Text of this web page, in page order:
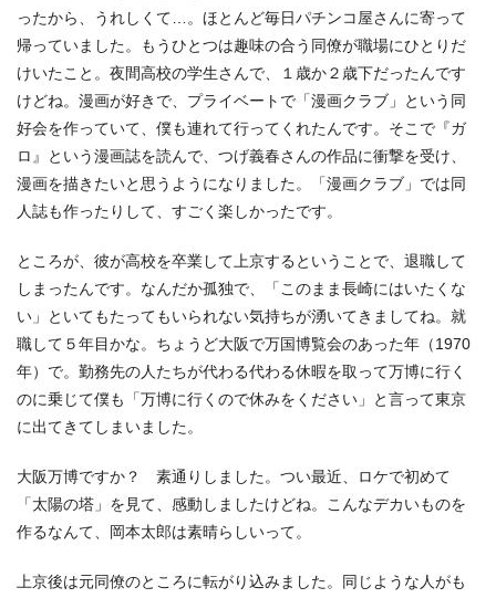
ったから、うれしくて…。ほとんど毎日パチンコ屋さんに寄って
帰っていました。もうひとつは趣味の合う同僚が職場にひとりだ
けいたこと。夜間高校の学生さんで、１歳か２歳下だったんです
けどね。漫画が好きで、プライベートで「漫画クラブ」という同
好会を作っていて、僕も連れて行ってくれたんです。そこで『ガ
ロ』という漫画誌を読んで、つげ義春さんの作品に衝撃を受け、
漫画を描きたいと思うようになりました。「漫画クラブ」では同
人誌も作ったりして、すごく楽しかったです。
ところが、彼が高校を卒業して上京するということで、退職して
しまったんです。なんだか孤独で、「このまま長崎にはいたくな
い」といてもたってもいられない気持ちが湧いてきましてね。就
職して５年目かな。ちょうど大阪で万国博覧会のあった年（1970
年）で。勤務先の人たちが代わる代わる休暇を取って万博に行く
のに乗じて僕も「万博に行くので休みをください」と言って東京
に出てきてしまいました。
大阪万博ですか？ 素通りしました。つい最近、ロケで初めて
「太陽の塔」を見て、感動しましたけどね。こんなデカいものを
作るなんて、岡本太郎は素晴らしいって。
上京後は元同僚のところに転がり込みました。同じような人がも